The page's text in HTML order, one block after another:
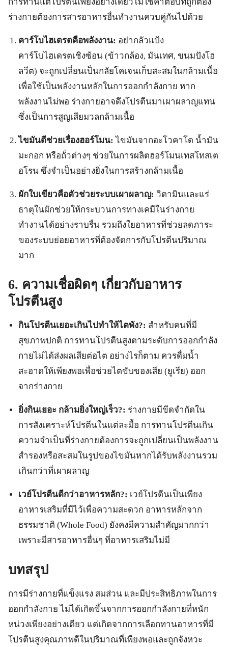
ร่างกายต้องการสารอาหารอื่นทำงานควบคู่กันไปด้วย
คาร์โบไฮเดรตคือพลังงาน: อย่ากลัวแป้ง
คาร์โบไฮเดรตเชิงซ้อน (ข้าวกล้อง, มันเทศ, ขนมปังโฮ
ลวีต) จะถูกเปลี่ยนเป็นกลัยโคเจนเก็บสะสมในกล้ามเนื้อ
เพื่อใช้เป็นพลังงานหลักในการออกกำลังกาย หาก
พลังงานไม่พอ ร่างกายอาจดึงโปรตีนมาเผาผลาญแทน
ซึ่งเป็นการสูญเสียมวลกล้ามเนื้อ
ไขมันดีช่วยเรื่องฮอร์โมน: ไขมันจากอะโวคาโด น้ำมัน
มะกอก หรือถั่วต่างๆ ช่วยในการผลิตฮอร์โมนเทสโทสเต
อโรน ซึ่งจำเป็นอย่างยิ่งในการสร้างกล้ามเนื้อ
ผักใบเขียวคือตัวช่วยระบบเผาผลาญ: วิตามินและแร่
ธาตุในผักช่วยให้กระบวนการทางเคมีในร่างกาย
ทำงานได้อย่างราบรื่น รวมถึงใยอาหารที่ช่วยลดภาระ
ของระบบย่อยอาหารที่ต้องจัดการกับโปรตีนปริมาณ
มาก
6. ความเชื่อผิดๆ เกี่ยวกับอาหาร
โปรตีนสูง
กินโปรตีนเยอะเกินไปทำให้ไตพัง?: สำหรับคนที่มี
สุขภาพปกติ การทานโปรตีนสูงตามระดับการออกกำลัง
กายไม่ได้ส่งผลเสียต่อไต อย่างไรก็ตาม ควรดื่มน้ำ
สะอาดให้เพียงพอเพื่อช่วยไตขับของเสีย (ยูเรีย) ออก
จากร่างกาย
ยิ่งกินเยอะ กล้ามยิ่งใหญ่เร็ว?: ร่างกายมีขีดจำกัดใน
การสังเคราะห์โปรตีนในแต่ละมื้อ การทานโปรตีนเกิน
ความจำเป็นที่ร่างกายต้องการจะถูกเปลี่ยนเป็นพลังงาน
สำรองหรือสะสมในรูปของไขมันหากได้รับพลังงานรวม
เกินกว่าที่เผาผลาญ
เวย์โปรตีนดีกว่าอาหารหลัก?: เวย์โปรตีนเป็นเพียง
อาหารเสริมที่มีไว้เพื่อความสะดวก อาหารหลักจาก
ธรรมชาติ (Whole Food) ยังคงมีความสำคัญมากกว่า
เพราะมีสารอาหารอื่นๆ ที่อาหารเสริมไม่มี
บทสรุป
การมีร่างกายที่แข็งแรง สมส่วน และมีประสิทธิภาพในการ
ออกกำลังกาย ไม่ได้เกิดขึ้นจากการออกกำลังกายที่หนัก
หน่วงเพียงอย่างเดียว แต่เกิดจากการเลือกทานอาหารที่มี
โปรตีนสูงคุณภาพดีในปริมาณที่เพียงพอและถูกจังหวะ